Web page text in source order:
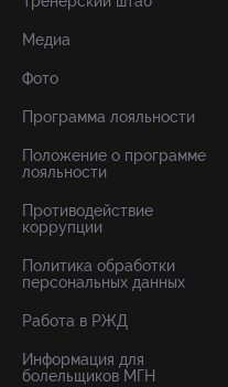
Медиа
Фото
Программа лояльности
Положение о программе
лояльности
Противодействие
коррупции
Политика обработки
персональных данных
Работа в РЖД
Информация для
болельщиков МГН